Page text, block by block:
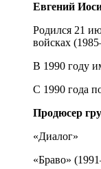
Евгений
Родился 21
войсках
В 1990 году
С 1990 года
Продюсер
«Диалог»
«Браво»